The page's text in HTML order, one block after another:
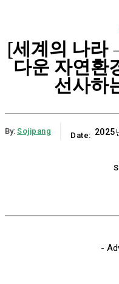
[세계의 나라
다운 자연환
선사하
By: Sojipang Date: 2025
-